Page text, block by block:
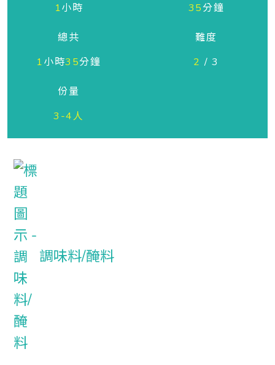
1小時
35分鐘
總共
1小時35分鐘
難度
2 / 3
份量
3-4人
調味料/醃料